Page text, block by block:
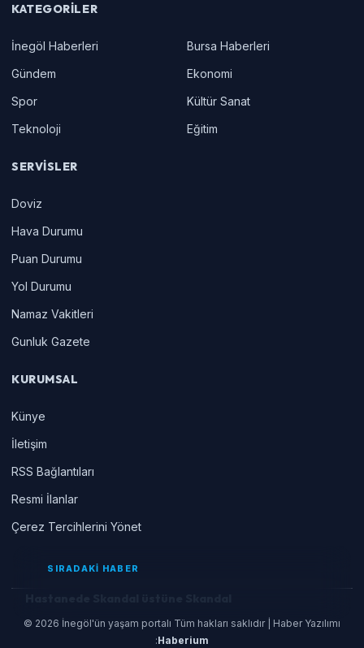
KATEGORILER
İnegöl Haberleri
Bursa Haberleri
Gündem
Ekonomi
Spor
Kültür Sanat
Teknoloji
Eğitim
SERVISLER
Doviz
Hava Durumu
Puan Durumu
Yol Durumu
Namaz Vakitleri
Gunluk Gazete
KURUMSAL
Künye
İletişim
RSS Bağlantıları
Resmi İlanlar
Çerez Tercihlerini Yönet
© 2026 İnegöl'ün yaşam portalı Tüm hakları saklıdır | Haber Yazılımı
:Haberium
SIRADAKİ HABER